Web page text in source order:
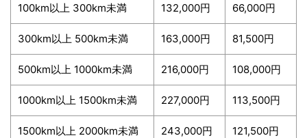
100km以上 300km未満 132,000円 66,000円
300km以上 500km未満 163,000円 81,500円
500km以上 1000km未満 216,000円 108,000円
1000km以上 1500km未満 227,000円 113,500円
1500km以上 2000km未満 243,000円 121,500円